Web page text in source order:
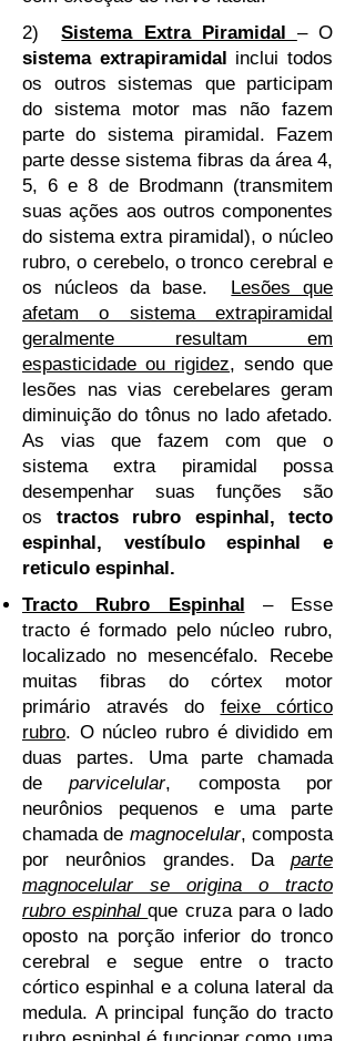
2)Sistema Extra Piramidal – O
sistema extrapiramidal inclui todos
os outros sistemas que participam
do sistema motor mas não fazem
parte do sistema piramidal. Fazem
parte desse sistema fibras da área 4,
5, 6 e 8 de Brodmann (transmitem
suas ações aos outros componentes
do sistema extra piramidal), o núcleo
rubro, o cerebelo, o tronco cerebral e
os núcleos da base. Lesões que
afetam o sistema extrapiramidal
geralmente resultam em
espasticidade ou rigidez, sendo que
lesões nas vias cerebelares geram
diminuição do tônus no lado afetado.
As vias que fazem com que o
sistema extra piramidal possa
desempenhar suas funções são
os tractos rubro espinhal, tecto
espinhal, vestíbulo espinhal e
reticulo espinhal.
Tracto Rubro Espinhal – Esse
tracto é formado pelo núcleo rubro,
localizado no mesencéfalo. Recebe
muitas fibras do córtex motor
primário através do feixe córtico
rubro. O núcleo rubro é dividido em
duas partes. Uma parte chamada
deparvicelular, composta por
neurônios pequenos e uma parte
chamada de magnocelular, composta
por neurônios grandes. Da parte
magnocelular se origina o tracto
rubro espinhalque cruza para o lado
oposto na porção inferior do tronco
cerebral e segue entre o tracto
córtico espinhal e a coluna lateral da
medula. A principal função do tracto